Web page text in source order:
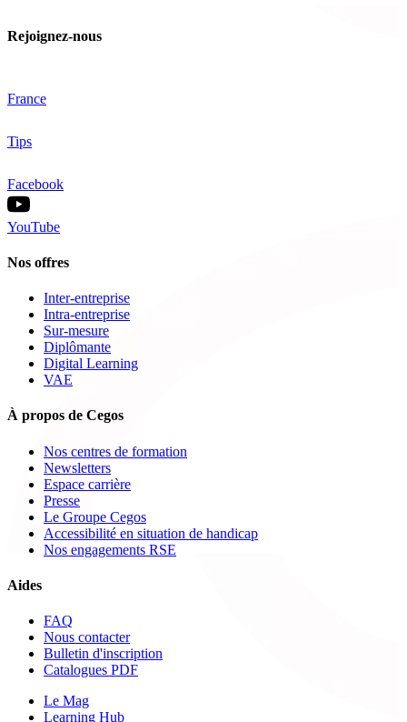
Rejoignez-nous
France
Tips
Facebook
YouTube
Nos offres
Inter-entreprise
Intra-entreprise
Sur-mesure
Diplômante
Digital Learning
VAE
À propos de Cegos
Nos centres de formation
Newsletters
Espace carrière
Presse
Le Groupe Cegos
Accessibilité en situation de handicap
Nos engagements RSE
Aides
FAQ
Nous contacter
Bulletin d'inscription
Catalogues PDF
Le Mag
Learning Hub